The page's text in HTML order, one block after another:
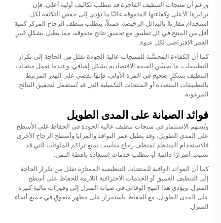
ورغم أن منتجات التنظيف الفاخرة قد تتطلب تكاليف أولية أعلى، فإن
تركيزها الأعلى وكفاءتها المتفوقة غالبًا ما تؤدي إلى خفض التكلفة لكل
استخدام مقارنةً بالبدائل الرخيصة. فمثلاً، يتطلب منظف الزجاج المركز كمية
أقل من المنتج في كل تطبيق مع تحقيق نتائج متفوقة، مما يطيل بشكلٍ كبيرٍ
العمر الافتراضي لكل عبوة.
كما أن الكفاءة المحسَّنة للمنتجات عالية الجودة تقلل من الحاجة إلى تكرار
التطبيقات، ما يحسِّن القيمة الاقتصادية بشكلٍ إضافي. وعندما تعمل منتجات
التنظيف بشكلٍ صحيح في المرة الأولى، فإنها تقضي على الهدر المرتبط
بالتطبيقات المتعددة أو المنتجات التكميلية التي قد تُستعمل لتحقيق النتائج
المرغوبة.
فوائد الصيانة على المدى الطويل
ويُسهم الاستثمار في منتجات تنظيف عالية الجودة في الحفاظ على الأسطح
على المدى الطويل، وقد يطيل عمر النوافذ والمرايا وأسطح الزجاج الأخرى.
فالاستخدام المنتظم لمنظف زجاج مناسب يمنع تراكم الملوثات التي قد
تسبب أضرارًا دائمة أو تتطلب خدمات استعادة باهظة الثمن.
كما أن الفوائد الواقية للمنتجات التنظيفية الممتازة تقلل من تكرار الحاجة
إلى التنظيف العميق أو الخدمات الاحترافية اللازمة للحفاظ على أسطح
المنزل. ويؤدي هذا النهج الوقائي في صيانة المنزل إلى وفورات مالية كبيرة
على المدى الطويل، مع الحفاظ باستمرار على مظهرٍ متفوقٍ في جميع أنحاء
المنزل.